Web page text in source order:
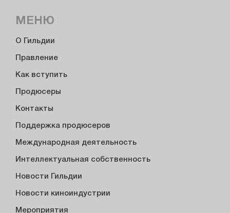
МЕНЮ
О Гильдии
Правление
Как вступить
Продюсеры
Контакты
Поддержка продюсеров
Международная деятельность
Интеллектуальная собственность
Новости Гильдии
Новости киноиндустрии
Мероприятия